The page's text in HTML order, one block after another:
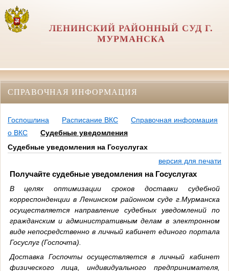
ЛЕНИНСКИЙ РАЙОННЫЙ СУД Г.
МУРМАНСКА
СПРАВОЧНАЯ ИНФОРМАЦИЯ
Госпошлина Расписание ВКС
Справочная информация
о ВКС
Судебные уведомления
Судебные уведомления на Госуслугах
версия для печати
Получайте судебные уведомления на Госуслугах
В целях оптимизации сроков доставки судебной
корреспонденции в Ленинском районном суде г.Мурманска
осуществляется направление судебных уведомлений по
гражданским и административным делам в электронном
виде непосредственно в личный кабинет единого портала
Госуслуг (Госпочта).
Доставка Госпочты осуществляется в личный кабинет
физического лица, индивидуального предпринимателя,